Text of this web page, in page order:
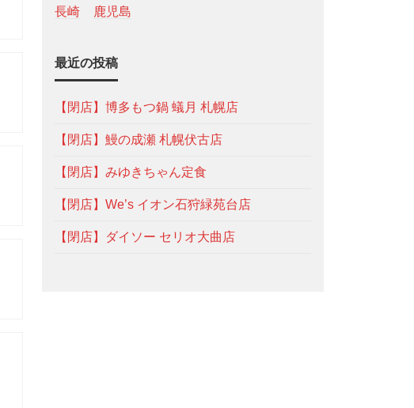
長崎
鹿児島
最近の投稿
【閉店】博多もつ鍋 蟻月 札幌店
【閉店】鰻の成瀬 札幌伏古店
【閉店】みゆきちゃん定食
【閉店】We’s イオン石狩緑苑台店
【閉店】ダイソー セリオ大曲店